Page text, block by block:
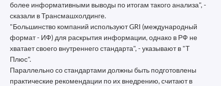
более информативными выводы по итогам такого анализа", -
сказали в Трансмашхолдинге.
"Большинство компаний используют GRI (международный
формат - ИФ) для раскрытия информации, однако в РФ не
хватает своего внутреннего стандарта", - указывают в "Т
Плюс".
Параллельно со стандартами должны быть подготовлены
практические рекомендации по их внедрению, считают в